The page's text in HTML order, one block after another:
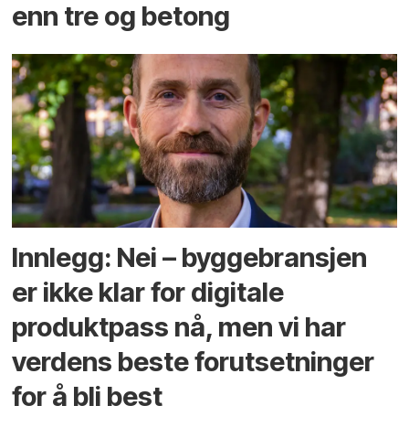
enn tre og betong
Innlegg: Nei – byggebransjen
er ikke klar for digitale
produktpass nå, men vi har
verdens beste forutsetninger
for å bli best